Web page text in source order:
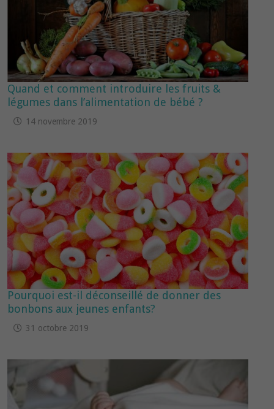
Quand et comment introduire les fruits &
légumes dans l’alimentation de bébé ?
14 novembre 2019
Pourquoi est-il déconseillé de donner des
bonbons aux jeunes enfants?
31 octobre 2019